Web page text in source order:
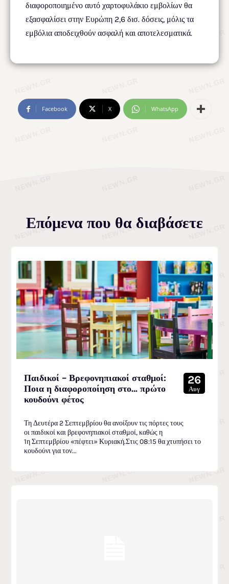
διαφοροποιημένο αυτό χαρτοφυλάκιο εμβολίων θα
εξασφαλίσει στην Ευρώπη 2,6 δισ. δόσεις, μόλις τα
εμβόλια αποδειχθούν ασφαλή και αποτελεσματικά.
Facebook X WhatsApp
Επόμενα που θα διαβάσετε
Παιδικοί – Βρεφονηπιακοί σταθμοί:
Ποια η διαφοροποίηση στο… πρώτο
κουδούνι φέτος
26
Αυγ
Τη Δευτέρα 2 Σεπτεμβρίου θα ανοίξουν τις πόρτες τους
οι παιδικοί και βρεφονηπιακοί σταθμοί, καθώς η
1η Σεπτεμβρίου «πέφτει» Κυριακή.Στις 08:15 θα χτυπήσει το
κουδούνι για τον...